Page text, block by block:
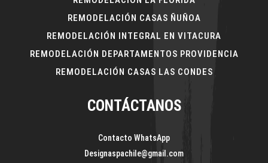
REMODELACIÓN CASAS ÑUÑOA
REMODELACIÓN INTEGRAL EN VITACURA
REMODELACIÓN DEPARTAMENTOS PROVIDENCIA
REMODELACIÓN CASAS LAS CONDES
CONTÁCTANOS
Contacto WhatsApp
Designaspachile@gmail.com